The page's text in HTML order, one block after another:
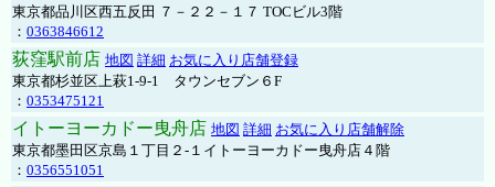
東京都品川区西五反田 ７－２２－１７ TOCビル3階
： 0363846612
荻窪駅前店 地図 詳細 お気に入り店舗登録
東京都杉並区上萩1-9-1 タウンセブン６F
： 0353475121
イトーヨーカドー曳舟店 地図 詳細 お気に入り店舗解除
東京都墨田区京島１丁目２-１イトーヨーカドー曳舟店４階
： 0356551051